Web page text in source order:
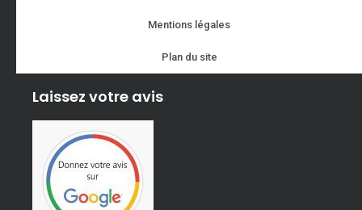
Mentions légales
Plan du site
Laissez votre avis